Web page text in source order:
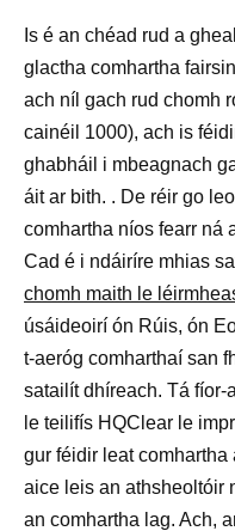
Is é an chéad rud a
glactha comhartha
ach níl gach rud chomh
cainéil 1000), ach is
ghabháil i mbeagnach
áit ar bith. . De réir go
comhartha níos fearr ná
Cad é i ndáiríre mhias
chomh maith le
úsáideoirí ón Rúis, ón
t-aeróg comharthaí san
satailít dhíreach. Tá
le teilifís HQClear le
gur féidir leat
aice leis an athsheoltóir
an comhartha lag. Ach,